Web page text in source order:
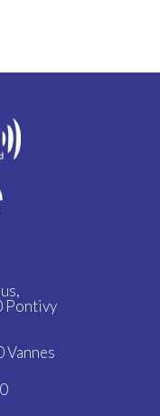
Pontivy
Vannes